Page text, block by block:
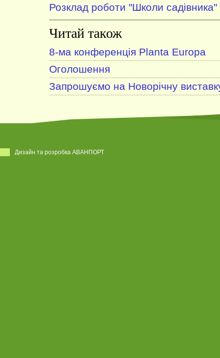
Розклад роботи "Школи садівника"
Читай також
8-ма конференція Planta Europa
Оголошення
Запрошуємо на Новорічну
Дизайн та розробка АВАНПОРТ